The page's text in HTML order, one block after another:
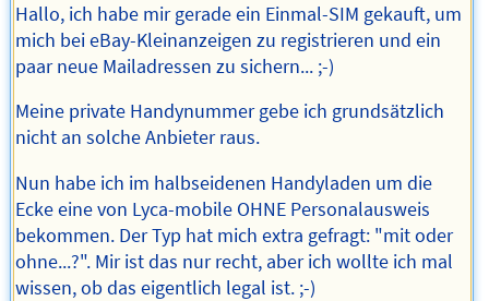
Hallo, ich habe mir gerade ein Einmal-SIM gekauft, um
mich bei eBay-Kleinanzeigen zu registrieren und ein
paar neue Mailadressen zu sichern... ;-)
Meine private Handynummer gebe ich grundsätzlich
nicht an solche Anbieter raus.
Nun habe ich im halbseidenen Handyladen um die
Ecke eine von Lyca-mobile OHNE Personalausweis
bekommen. Der Typ hat mich extra gefragt: "mit oder
ohne...?". Mir ist das nur recht, aber ich wollte ich mal
wissen, ob das eigentlich legal ist. ;-)